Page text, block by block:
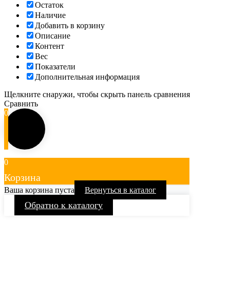
Остаток
Наличие
Добавить в корзину
Описание
Контент
Вес
Показатели
Дополнительная информация
Щелкните снаружи, чтобы скрыть панель сравнения
Сравнить
0
0
Корзина
Ваша корзина пуста Вернуться в каталог
Обратно к каталогу